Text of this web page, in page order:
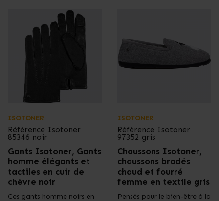
ISOTONER
Référence Isotoner
85346 noir
Gants Isotoner, Gants
homme élégants et
tactiles en cuir de
chèvre noir
Ces gants homme noirs en
ISOTONER
Référence Isotoner
97352 gris
Chaussons Isotoner,
chaussons brodés
chaud et fourré
femme en textile gris
Pensés pour le bien-être à la